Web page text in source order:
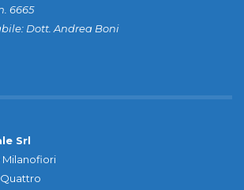
6665
Dott. Andrea Boni
Srl